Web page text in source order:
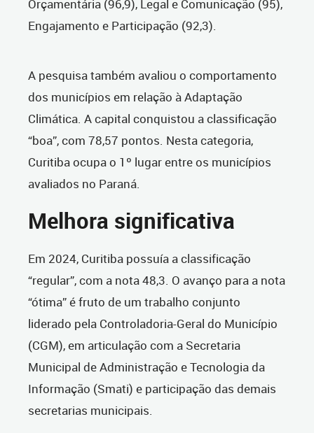
Orçamentária (96,9), Legal e Comunicação (95),
Engajamento e Participação (92,3).
A pesquisa também avaliou o comportamento
dos municípios em relação à Adaptação
Climática. A capital conquistou a classificação
“boa”, com 78,57 pontos. Nesta categoria,
Curitiba ocupa o 1º lugar entre os municípios
avaliados no Paraná.
Melhora significativa
Em 2024, Curitiba possuía a classificação
“regular”, com a nota 48,3. O avanço para a nota
“ótima” é fruto de um trabalho conjunto
liderado pela Controladoria-Geral do Município
(CGM), em articulação com a Secretaria
Municipal de Administração e Tecnologia da
Informação (Smati) e participação das demais
secretarias municipais.